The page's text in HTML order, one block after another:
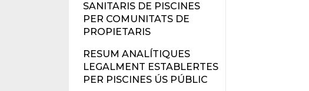
SANITARIS DE PISCINES
PER COMUNITATS DE
PROPIETARIS
RESUM ANALÍTIQUES
LEGALMENT ESTABLERTES
PER PISCINES ÚS PÚBLIC